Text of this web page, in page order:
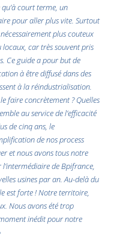
court terme, un
pour aller plus vite. Surtout
plus couteux
car très souvent pris
Ce guide a pour but de
à être diffusé dans des
à la réindustrialisation.
faire concrètement ? Quelles
au service de l’efficacité
de cinq ans, le
de nos process
et nous avons tous notre
de Bpifrance,
usines par an. Au-delà du
est forte !Notre territoire,
Nous avons été trop
inédit pour notre